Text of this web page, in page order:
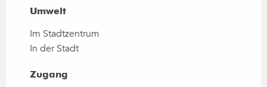
Umwelt
Umwelt
Im Stadtzentrum
In der Stadt
Zugang
Zugang